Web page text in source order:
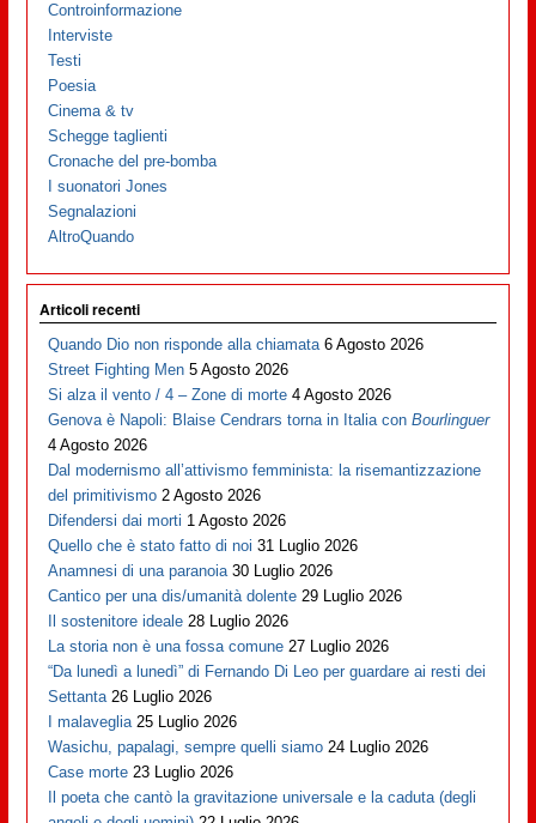
Controinformazione
Interviste
Testi
Poesia
Cinema & tv
Schegge taglienti
Cronache del pre-bomba
I suonatori Jones
Segnalazioni
AltroQuando
Articoli recenti
Quando Dio non risponde alla chiamata 6 Agosto 2026
Street Fighting Men 5 Agosto 2026
Si alza il vento / 4 – Zone di morte 4 Agosto 2026
Genova è Napoli: Blaise Cendrars torna in Italia conBourlinguer
4 Agosto 2026
Dal modernismo all’attivismo femminista: la risemantizzazione
del primitivismo 2 Agosto 2026
Difendersi dai morti 1 Agosto 2026
Quello che è stato fatto di noi 31 Luglio 2026
Anamnesi di una paranoia 30 Luglio 2026
Cantico per una dis/umanità dolente 29 Luglio 2026
Il sostenitore ideale 28 Luglio 2026
La storia non è una fossa comune 27 Luglio 2026
“Da lunedì a lunedì” di Fernando Di Leo per guardare ai resti dei
Settanta 26 Luglio 2026
I malaveglia 25 Luglio 2026
Wasichu, papalagi, sempre quelli siamo 24 Luglio 2026
Case morte 23 Luglio 2026
Il poeta che cantò la gravitazione universale e la caduta (degli